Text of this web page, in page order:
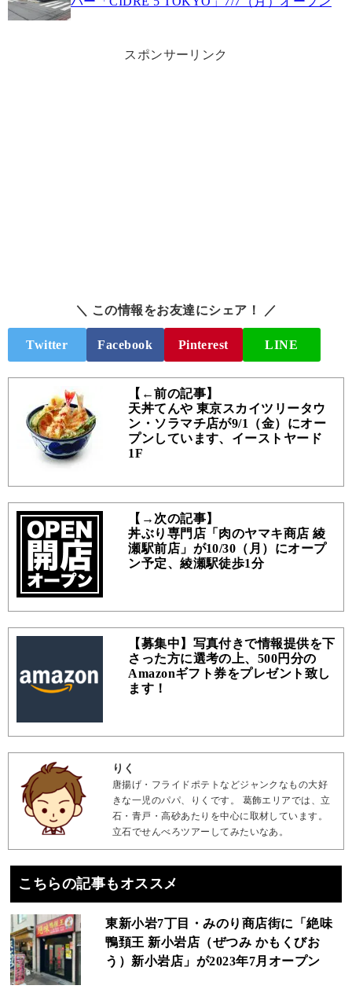
スポンサーリンク
＼ この情報をお友達にシェア！ ／
Twitter Facebook Pinterest LINE
【←前の記事】
天丼てんや 東京スカイツリータウ
ン・ソラマチ店が9/1（金）にオー
プンしています、イーストヤード
1F
【→次の記事】
丼ぶり専門店「肉のヤマキ商店 綾
瀬駅前店」が10/30（月）にオープ
ン予定、綾瀬駅徒歩1分
【募集中】写真付きで情報提供を下
さった方に選考の上、500円分の
Amazonギフト券をプレゼント致し
ます！
りく
唐揚げ・フライドポテトなどジャンクなもの大好
きな一児のパパ、りくです。 葛飾エリアでは、立
石・青戸・高砂あたりを中心に取材しています。
立石でせんべろツアーしてみたいなあ。
こちらの記事もオススメ
東新小岩7丁目・みのり商店街に「絶味
鴨頚王 新小岩店（ぜつみ かもくびお
う）新小岩店」が2023年7月オープン